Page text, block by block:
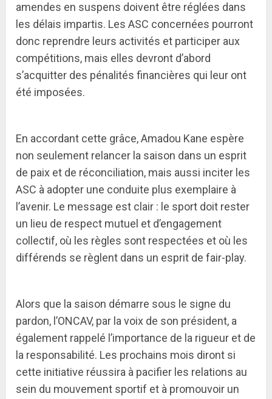
amendes en suspens doivent être réglées dans
les délais impartis. Les ASC concernées pourront
donc reprendre leurs activités et participer aux
compétitions, mais elles devront d’abord
s’acquitter des pénalités financières qui leur ont
été imposées.
En accordant cette grâce, Amadou Kane espère
non seulement relancer la saison dans un esprit
de paix et de réconciliation, mais aussi inciter les
ASC à adopter une conduite plus exemplaire à
l’avenir. Le message est clair : le sport doit rester
un lieu de respect mutuel et d’engagement
collectif, où les règles sont respectées et où les
différends se règlent dans un esprit de fair-play.
Alors que la saison démarre sous le signe du
pardon, l’ONCAV, par la voix de son président, a
également rappelé l’importance de la rigueur et de
la responsabilité. Les prochains mois diront si
cette initiative réussira à pacifier les relations au
sein du mouvement sportif et à promouvoir un